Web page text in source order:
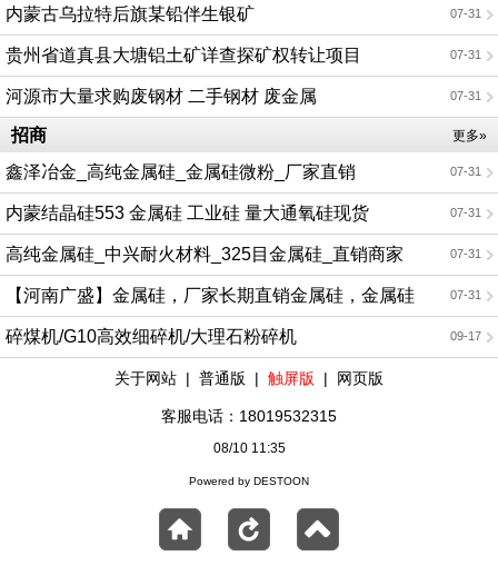
07-31
内蒙古乌拉特后旗某铅伴生银矿
07-31
贵州省道真县大塘铝土矿详查探矿权转让项目
07-31
河源市大量求购废钢材 二手钢材 废金属
更多»
招商
07-31
鑫泽冶金_高纯金属硅_金属硅微粉_厂家直销
07-31
内蒙结晶硅553 金属硅 工业硅 量大通氧硅现货
07-31
高纯金属硅_中兴耐火材料_325目金属硅_直销商家
07-31
【河南广盛】金属硅，厂家长期直销金属硅，金属硅
粒，欢迎电话咨询 09-17
碎煤机/G10高效细碎机/大理石粉碎机
关于网站 | 普通版 | 触屏版 | 网页版
客服电话：18019532315
08/10 11:35
Powered by DESTOON